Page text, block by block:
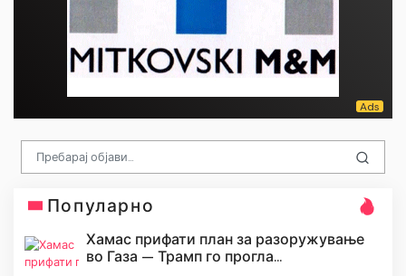
Популарно
Хамас прифати план за разоружување
во Газа — Трамп го прогла...